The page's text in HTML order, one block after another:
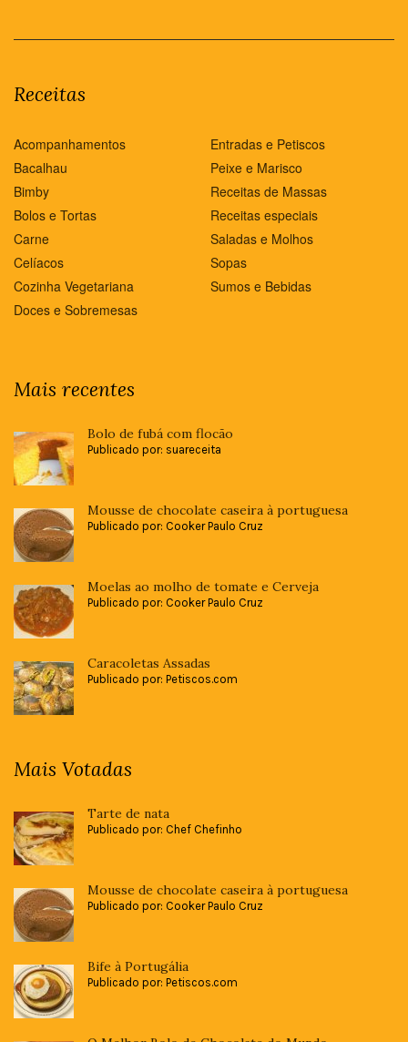
Receitas
Acompanhamentos
Bacalhau
Bimby
Bolos e Tortas
Carne
Celíacos
Cozinha Vegetariana
Doces e Sobremesas
Entradas e Petiscos
Peixe e Marisco
Receitas de Massas
Receitas especiais
Saladas e Molhos
Sopas
Sumos e Bebidas
Mais recentes
Bolo de fubá com flocão
Publicado por: suareceita
Mousse de chocolate caseira à portuguesa
Publicado por: Cooker Paulo Cruz
Moelas ao molho de tomate e Cerveja
Publicado por: Cooker Paulo Cruz
Caracoletas Assadas
Publicado por: Petiscos.com
Mais Votadas
Tarte de nata
Publicado por: Chef Chefinho
Mousse de chocolate caseira à portuguesa
Publicado por: Cooker Paulo Cruz
Bife à Portugália
Publicado por: Petiscos.com